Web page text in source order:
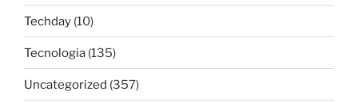
Techday (10)
Tecnologia (135)
Uncategorized (357)